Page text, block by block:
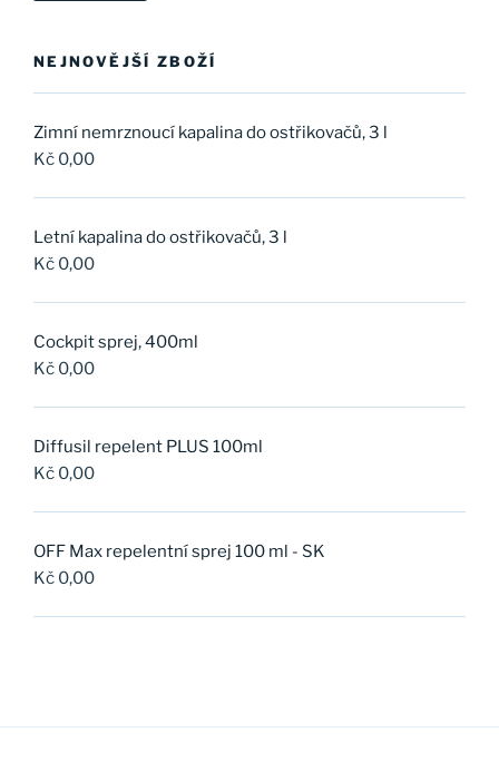
NEJNOVĚJŠÍ ZBOŽÍ
Zimní nemrznoucí kapalina do ostřikovačů, 3 l
Kč 0,00
Letní kapalina do ostřikovačů, 3 l
Kč 0,00
Cockpit sprej, 400ml
Kč 0,00
Diffusil repelent PLUS 100ml
Kč 0,00
OFF Max repelentní sprej 100 ml - SK
Kč 0,00